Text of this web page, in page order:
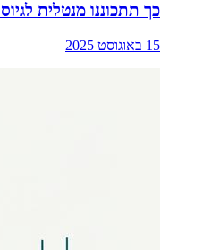
כך תתכוננו מנטלית
15 באוגוסט 2025